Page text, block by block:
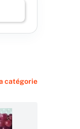
catégorie